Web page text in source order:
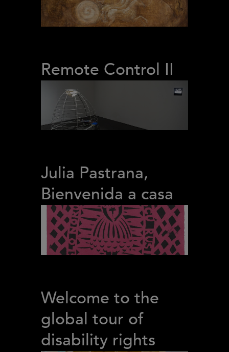
Remote Control II
Julia Pastrana,
Bienvenida a casa
Welcome to the
global tour of
disability rights